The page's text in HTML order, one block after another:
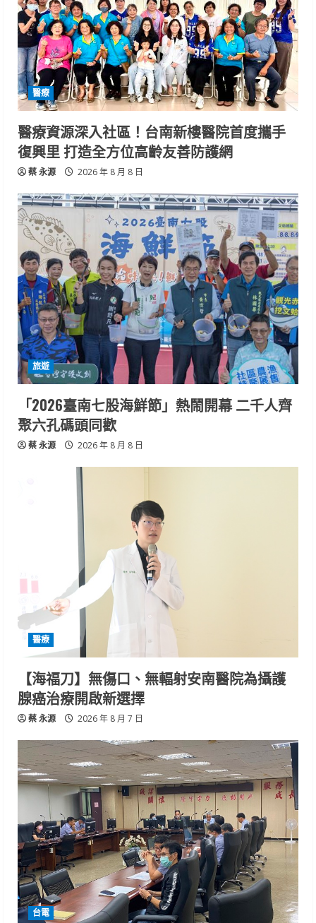
醫療
醫療資源深入社區！台南新樓醫院首度攜手
復興里 打造全方位高齡友善防護網
蔡 永源 2026 年 8 月 8 日
旅遊
「2026臺南七股海鮮節」熱鬧開幕 二千人齊
聚六孔碼頭同歡
蔡 永源 2026 年 8 月 8 日
醫療
【海福刀】無傷口、無輻射安南醫院為攝護
腺癌治療開啟新選擇
蔡 永源 2026 年 8 月 7 日
台電